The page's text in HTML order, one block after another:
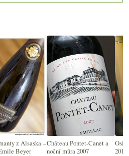
z Alsaska –
Beyer
Château Pontet-Canet a
noční můra 2007